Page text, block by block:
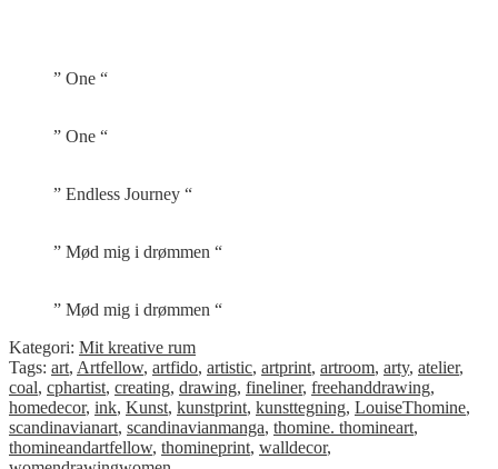
” One “
” One “
” Endless Journey “
” Mød mig i drømmen “
” Mød mig i drømmen “
Kategori: Mit kreative rum
Tags: art, Artfellow, artfido, artistic, artprint, artroom, arty, atelier,
coal, cphartist, creating, drawing, fineliner, freehanddrawing,
homedecor, ink, Kunst, kunstprint, kunsttegning, LouiseThomine,
scandinavianart, scandinavianmanga, thomine. thomineart,
thomineandartfellow, thomineprint, walldecor,